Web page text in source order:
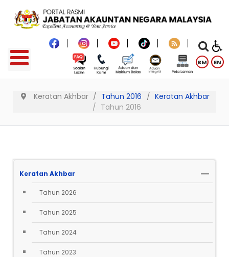
BM EN
Keratan Akhbar Tahun 2016
Keratan Akhbar
Tahun 2016
Keratan Akhbar
Tahun 2026
Tahun 2025
Tahun 2024
Tahun 2023